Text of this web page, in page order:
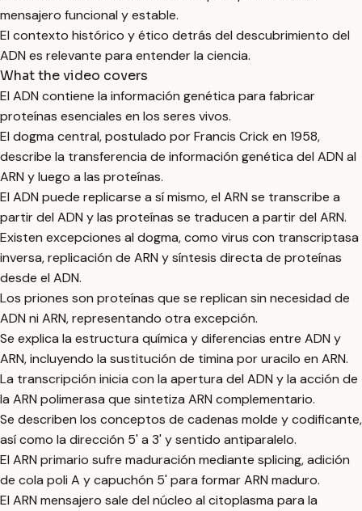
mensajero funcional y estable.
El contexto histórico y ético detrás del descubrimiento del
ADN es relevante para entender la ciencia.
What the video covers
El ADN contiene la información genética para fabricar
proteínas esenciales en los seres vivos.
El dogma central, postulado por Francis Crick en 1958,
describe la transferencia de información genética del ADN al
ARN y luego a las proteínas.
El ADN puede replicarse a sí mismo, el ARN se transcribe a
partir del ADN y las proteínas se traducen a partir del ARN.
Existen excepciones al dogma, como virus con transcriptasa
inversa, replicación de ARN y síntesis directa de proteínas
desde el ADN.
Los priones son proteínas que se replican sin necesidad de
ADN ni ARN, representando otra excepción.
Se explica la estructura química y diferencias entre ADN y
ARN, incluyendo la sustitución de timina por uracilo en ARN.
La transcripción inicia con la apertura del ADN y la acción de
la ARN polimerasa que sintetiza ARN complementario.
Se describen los conceptos de cadenas molde y codificante,
así como la dirección 5' a 3' y sentido antiparalelo.
El ARN primario sufre maduración mediante splicing, adición
de cola poli A y capuchón 5' para formar ARN maduro.
El ARN mensajero sale del núcleo al citoplasma para la